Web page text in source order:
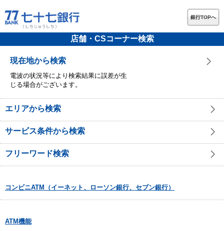
銀行TOPへ
店舗・CSコーナー検索
現在地から検索
電波の状況等により検索結果に誤差が生
じる場合がございます。
エリアから検索
サービス条件から検索
フリーワード検索
コンビニATM（イーネット、ローソン銀行、セブン銀行）
ATM機能